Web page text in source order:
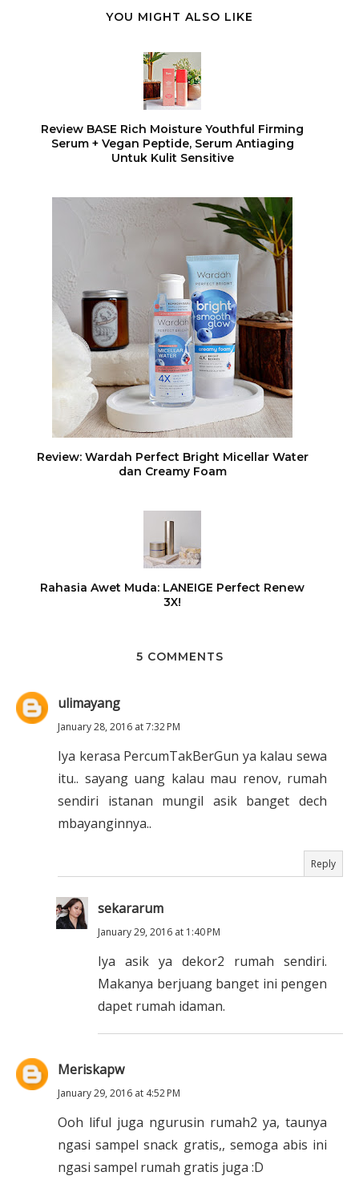
YOU MIGHT ALSO LIKE
Review BASE Rich Moisture Youthful Firming
Serum + Vegan Peptide, Serum Antiaging
Untuk Kulit Sensitive
Review: Wardah Perfect Bright Micellar Water
dan Creamy Foam
Rahasia Awet Muda: LANEIGE Perfect Renew
3X!
5 COMMENTS
ulimayang
January 28, 2016 at 7:32 PM
Iya kerasa PercumTakBerGun ya kalau sewa
itu.. sayang uang kalau mau renov, rumah
sendiri istanan mungil asik banget dech
mbayanginnya..
Reply
sekararum
January 29, 2016 at 1:40 PM
Iya asik ya dekor2 rumah sendiri.
Makanya berjuang banget ini pengen
dapet rumah idaman.
Meriskapw
January 29, 2016 at 4:52 PM
Ooh liful juga ngurusin rumah2 ya, taunya
ngasi sampel snack gratis,, semoga abis ini
ngasi sampel rumah gratis juga :D